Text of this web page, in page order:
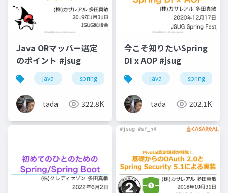
Java ORマッパー選定
のポイント #jsug
java spring
tada 322.8K
今こそ知りたいSpring
DI x AOP #jsug
java spring
tada 202.1K